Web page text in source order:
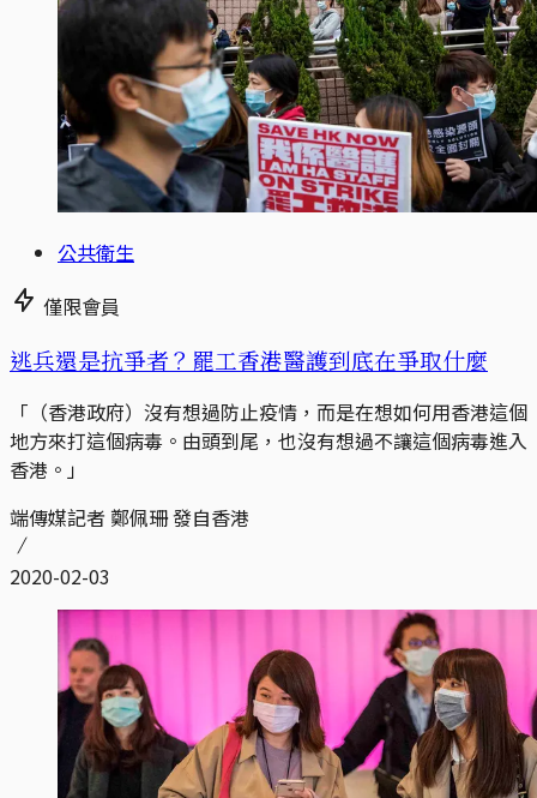
公共衛生
僅限會員
逃兵還是抗爭者？罷工香港醫護到底在爭取什麼
「（香港政府）沒有想過防止疫情，而是在想如何用香港這個
地方來打這個病毒。由頭到尾，也沒有想過不讓這個病毒進入
香港。」
端傳媒記者 鄭佩珊 發自香港
2020-02-03